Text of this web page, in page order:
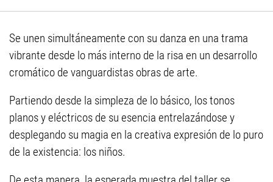
Se unen simultáneamente con su danza en una trama
vibrante desde lo más interno de la risa en un desarrollo
cromático de vanguardistas obras de arte.
Partiendo desde la simpleza de lo básico, los tonos
planos y eléctricos de su esencia entrelazándose y
desplegando su magia en la creativa expresión de lo puro
de la existencia: los niños.